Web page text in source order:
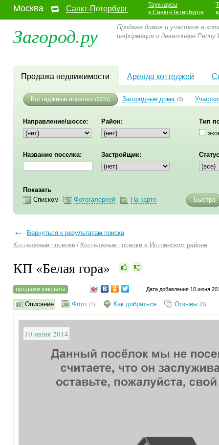
Москва Санкт-Петербург
Таухнаусы
в Санкт-Петербурге
Загород.ру
Продажа домов и участков в
информация о девелопере
Продажа недвижимости Аренда коттеджей
Коттеджные поселки (2231) Загородные дома (0) Участки
Направление/шоссе: Район:
Тип
Название поселка: Застройщик:
Показать
Списком
Фотогалереей На карте Быстро
←
Вернуться к результатам поиска
Коттеджные поселки / Коттеджные поселки в Истринском районе
КП «Белая гора»
продажи закрыты Дата добавления 10 июня
Описание Фото (1) Как добраться Отзывы (0)
10 июня 2014